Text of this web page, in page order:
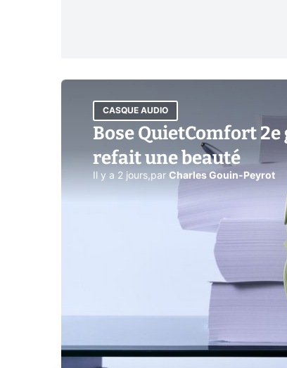
CASQUE AUDIO
Bose QuietComfort
refait une beauté
Il y a 2 jours,par Charles Gouin-Peyrot